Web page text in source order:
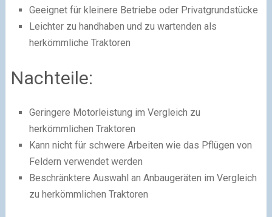
Geeignet für kleinere Betriebe oder Privatgrundstücke
Leichter zu handhaben und zu wartenden als
herkömmliche Traktoren
Nachteile:
Geringere Motorleistung im Vergleich zu
herkömmlichen Traktoren
Kann nicht für schwere Arbeiten wie das Pflügen von
Feldern verwendet werden
Beschränktere Auswahl an Anbaugeräten im Vergleich
zu herkömmlichen Traktoren